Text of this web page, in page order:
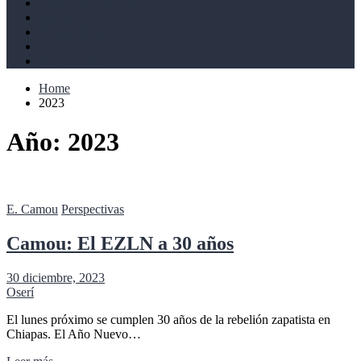
Home
2023
Año: 2023
E. Camou Perspectivas
Camou: El EZLN a 30 años
30 diciembre, 2023
Oserí
El lunes próximo se cumplen 30 años de la rebelión zapatista en
Chiapas. El Año Nuevo…